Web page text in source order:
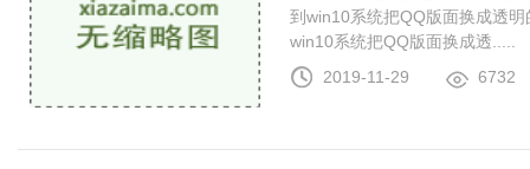
到win10系统把QQ版面换成透
win10系统把QQ版面换成透.....
2019-11-29
6732